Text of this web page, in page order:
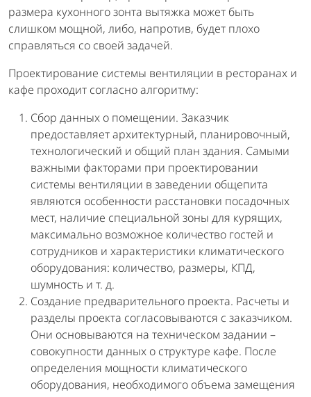
размера кухонного зонта вытяжка может быть
слишком мощной, либо, напротив, будет плохо
справляться со своей задачей.
Проектирование системы вентиляции в ресторанах и
кафе проходит согласно алгоритму:
Сбор данных о помещении. Заказчик
предоставляет архитектурный, планировочный,
технологический и общий план здания. Самыми
важными факторами при проектировании
системы вентиляции в заведении общепита
являются особенности расстановки посадочных
мест, наличие специальной зоны для курящих,
максимально возможное количество гостей и
сотрудников и характеристики климатического
оборудования: количество, размеры, КПД,
шумность и т. д.
Создание предварительного проекта. Расчеты и
разделы проекта согласовываются с заказчиком.
Они основываются на техническом задании –
совокупности данных о структуре кафе. После
определения мощности климатического
оборудования, необходимого объема замещения